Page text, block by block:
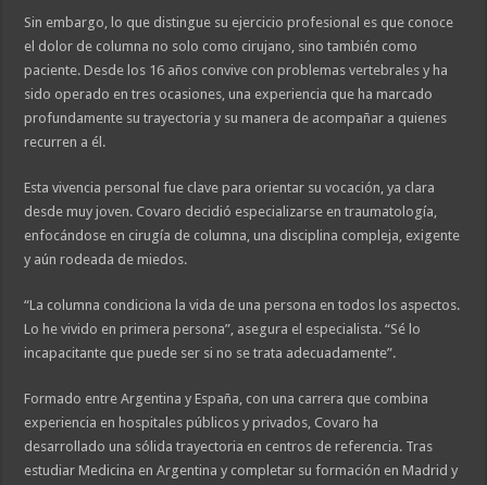
Sin embargo, lo que distingue su ejercicio profesional es que conoce
el dolor de columna no solo como cirujano, sino también como
paciente. Desde los 16 años convive con problemas vertebrales y ha
sido operado en tres ocasiones, una experiencia que ha marcado
profundamente su trayectoria y su manera de acompañar a quienes
recurren a él.
Esta vivencia personal fue clave para orientar su vocación, ya clara
desde muy joven. Covaro decidió especializarse en traumatología,
enfocándose en cirugía de columna, una disciplina compleja, exigente
y aún rodeada de miedos.
“La columna condiciona la vida de una persona en todos los aspectos.
Lo he vivido en primera persona”, asegura el especialista. “Sé lo
incapacitante que puede ser si no se trata adecuadamente”.
Formado entre Argentina y España, con una carrera que combina
experiencia en hospitales públicos y privados, Covaro ha
desarrollado una sólida trayectoria en centros de referencia. Tras
estudiar Medicina en Argentina y completar su formación en Madrid y